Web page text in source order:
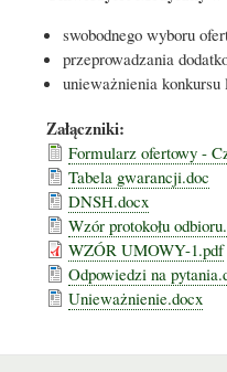
swobodnego wyboru
przeprowadzania
unieważnienia
Załączniki:
Formularz ofertowy -
Tabela gwarancji.doc
DNSH.docx
Wzór protokołu
WZÓR UMOWY-1.pdf
Odpowiedzi na
Unieważnienie.docx